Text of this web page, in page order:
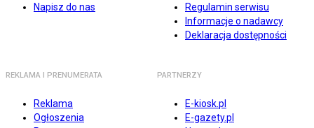
Napisz do nas
Regulamin serwisu
Informacje o nadawcy
Deklaracja dostępności
REKLAMA I PRENUMERATA
Reklama
Ogłoszenia
PARTNERZY
E-kiosk.pl
E-gazety.pl